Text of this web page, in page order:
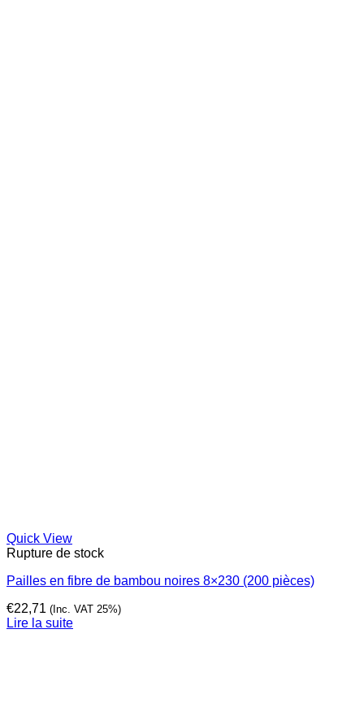
Quick View
Rupture de stock
Pailles en fibre de bambou noires 8×230 (200 pièces)
€22,71 (Inc. VAT 25%)
Lire la suite